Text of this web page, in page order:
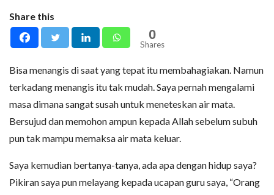
Share this
0
Shares
Bisa menangis di saat yang tepat itu membahagiakan. Namun
terkadang menangis itu tak mudah. Saya pernah mengalami
masa dimana sangat susah untuk meneteskan air mata.
Bersujud dan memohon ampun kepada Allah sebelum subuh
pun tak mampu memaksa air mata keluar.
Saya kemudian bertanya-tanya, ada apa dengan hidup saya?
Pikiran saya pun melayang kepada ucapan guru saya, “Orang